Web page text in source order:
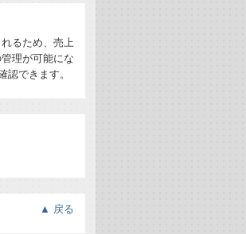
るため、売上
理が可能にな
できます。
▲ 戻る